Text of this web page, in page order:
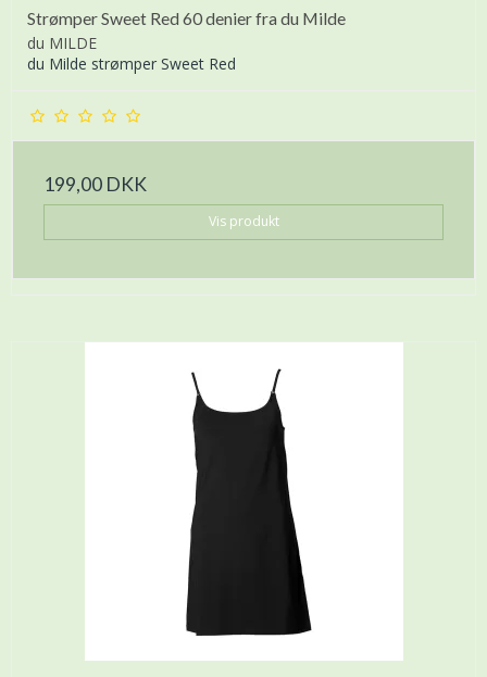
Strømper Sweet Red 60 denier fra du Milde
du MILDE
du Milde strømper Sweet Red
199,00 DKK
Vis produkt